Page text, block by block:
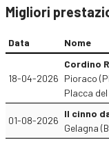
Migliori
Data Nome
18-04-2026
Cordino
Pioraco
Placca
01-08-2026
Il cinno
Gelagna